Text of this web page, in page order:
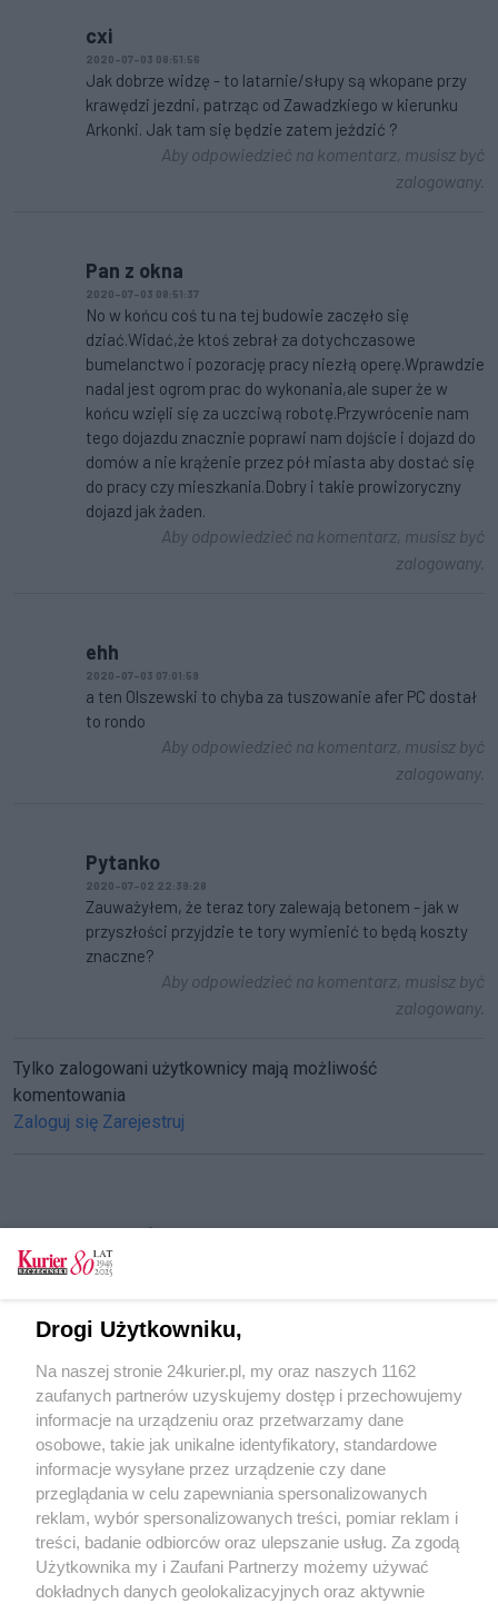
cxi
2020-07-03 08:51:56
Jak dobrze widzę - to latarnie/słupy są wkopane przy
krawędzi jezdni, patrząc od Zawadzkiego w kierunku
Arkonki. Jak tam się będzie zatem jeździć ?
Aby odpowiedzieć na komentarz, musisz być
zalogowany.
Pan z okna
2020-07-03 08:51:37
No w końcu coś tu na tej budowie zaczęło się
dziać.Widać,że ktoś zebrał za dotychczasowe
bumelanctwo i pozorację pracy niezłą operę.Wprawdzie
nadal jest ogrom prac do wykonania,ale super że w
końcu wzięli się za uczciwą robotę.Przywrócenie nam
tego dojazdu znacznie poprawi nam dojście i dojazd do
domów a nie krążenie przez pół miasta aby dostać się
do pracy czy mieszkania.Dobry i takie prowizoryczny
dojazd jak żaden.
Aby odpowiedzieć na komentarz, musisz być
zalogowany.
ehh
2020-07-03 07:01:59
a ten Olszewski to chyba za tuszowanie afer PC dostał
to rondo
Aby odpowiedzieć na komentarz, musisz być
zalogowany.
Pytanko
2020-07-02 22:39:28
Zauważyłem, że teraz tory zalewają betonem - jak w
przyszłości przyjdzie te tory wymienić to będą koszty
znaczne?
Aby odpowiedzieć na komentarz, musisz być
zalogowany.
Tylko zalogowani użytkownicy mają możliwość
komentowania
Zaloguj się Zarejestruj
Szafera nabiera kształtu
Na rondzie Szczecińskich Olimpijczyków leją
asfalt, tory coraz dłuższe [GALERIA, FILM]
Przebudowa ul. Szafera. Tory coraz bliżej
osiedla [GALERIA]
POGODA
24℃
Zobacz prognozę na 3 dni
Drogi Użytkowniku,
Na naszej stronie 24kurier.pl, my oraz naszych 1162
zaufanych partnerów uzyskujemy dostęp i przechowujemy
informacje na urządzeniu oraz przetwarzamy dane
osobowe, takie jak unikalne identyfikatory, standardowe
informacje wysyłane przez urządzenie czy dane
przeglądania w celu zapewniania spersonalizowanych
reklam, wybór spersonalizowanych treści, pomiar reklam i
treści, badanie odbiorców oraz ulepszanie usług. Za zgodą
Użytkownika my i Zaufani Partnerzy możemy używać
dokładnych danych geolokalizacyjnych oraz aktywnie